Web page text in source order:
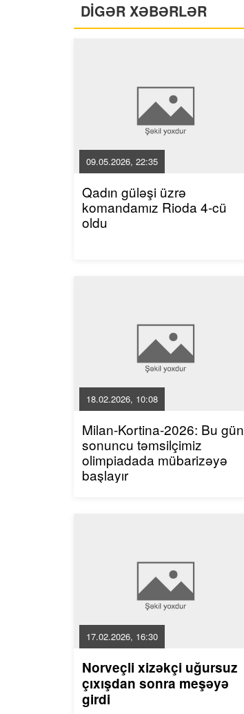
DİGƏR XƏBƏRLƏR
09.05.2026, 22:35
Qadın güləşi üzrə
komandamız Rioda 4-cü
oldu
18.02.2026, 10:08
Milan-Kortina-2026: Bu gün
sonuncu təmsilçimiz
olimpiadada mübarizəyə
başlayır
17.02.2026, 16:30
Norveçli xizəkçi uğursuz
çıxışdan sonra meşəyə
girdi